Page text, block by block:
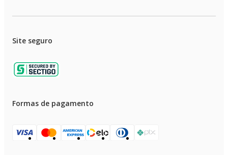
Site seguro
Formas de pagamento